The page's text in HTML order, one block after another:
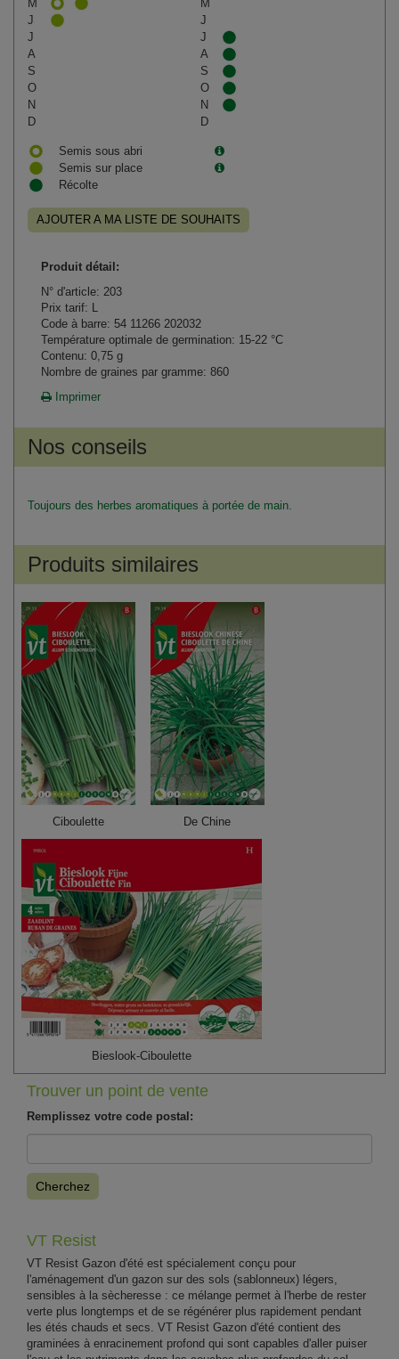
M
M
J
J
J
J
A
A
S
S
O
O
N
N
D
D
Semis sous abri
Semis sur place
Récolte
AJOUTER A MA LISTE DE SOUHAITS
Produit détail:
N° d'article: 203
Prix tarif: L
Code à barre: 54 11266 202032
Température optimale de germination: 15-22 °C
Contenu: 0,75 g
Nombre de graines par gramme: 860
Imprimer
Nos conseils
Toujours des herbes aromatiques à portée de main.
Produits similaires
Ciboulette De Chine
Bieslook-Ciboulette
Trouver un point de vente
Remplissez votre code postal:
Cherchez
VT Resist
VT Resist Gazon d'été est spécialement conçu pour
l'aménagement d'un gazon sur des sols (sablonneux) légers,
sensibles à la sècheresse : ce mélange permet à l'herbe de rester
verte plus longtemps et de se régénérer plus rapidement pendant
les étés chauds et secs. VT Resist Gazon d'été contient des
graminées à enracinement profond qui sont capables d'aller puiser